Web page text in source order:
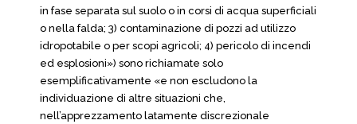
in fase separata sul suolo o in corsi di acqua superficiali
o nella falda; 3) contaminazione di pozzi ad utilizzo
idropotabile o per scopi agricoli; 4) pericolo di incendi
ed esplosioni») sono richiamate solo
esemplificativamente «e non escludono la
individuazione di altre situazioni che,
nell’apprezzamento latamente discrezionale